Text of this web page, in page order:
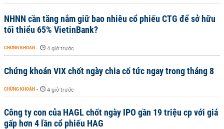
NHNN cần tăng nắm giữ bao nhiêu cổ phiếu CTG để sở hữu
tối thiểu 65% VietinBank?
CHỨNG KHOÁN - 4 giờ trước
Chứng khoán VIX chốt ngày chia cổ tức ngay trong tháng 8
CHỨNG KHOÁN - 4 giờ trước
Công ty con của HAGL chốt ngày IPO gần 19 triệu cp với giá
gấp hơn 4 lần cổ phiếu HAG